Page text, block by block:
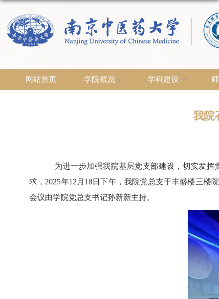
网站首页 学院概况 学科建设
我院
为进一步加强我院基层党支部建设，切实发
求，2025年12月18日下午，我院党总支于丰盛楼三
会议由学院党总支书记孙新新主持。